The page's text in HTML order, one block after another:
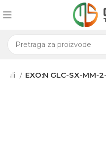
EXO:N GLC-SX-MM-